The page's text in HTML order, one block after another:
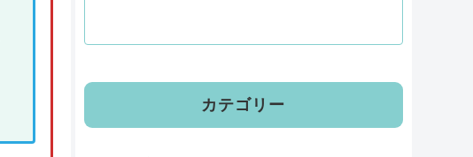
カテゴリー